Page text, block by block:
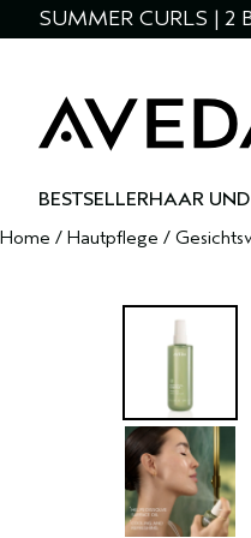
SUMMER CURLS | 2
BESTSELLERHAAR
Home / Hautpflege /